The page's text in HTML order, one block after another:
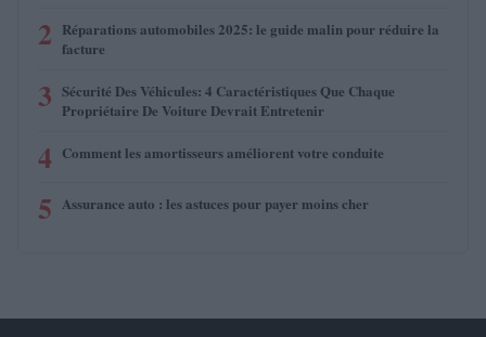
2 Réparations automobiles 2025: le guide malin pour réduire la
facture
3 Sécurité Des Véhicules: 4 Caractéristiques Que Chaque
Propriétaire De Voiture Devrait Entretenir
4 Comment les amortisseurs améliorent votre conduite
5 Assurance auto : les astuces pour payer moins cher